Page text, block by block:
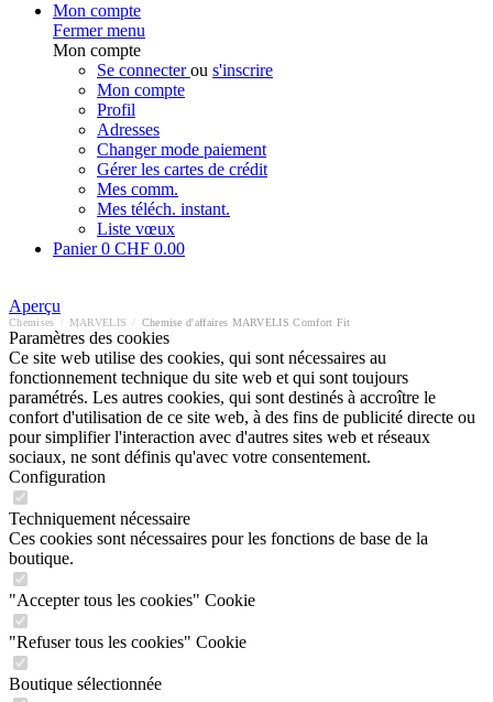
Mon compte
Fermer menu
Mon compte
Se connecterou s'inscrire
Mon compte
Profil
Adresses
Changer mode paiement
Gérer les cartes de crédit
Mes comm.
Mes téléch. instant.
Liste vœux
Panier0 CHF 0.00
Aperçu
Chemises MARVELIS Chemise d'affaires MARVELIS Comfort Fit
Paramètres des cookies
Ce site web utilise des cookies, qui sont nécessaires au
fonctionnement technique du site web et qui sont toujours
paramétrés. Les autres cookies, qui sont destinés à accroître le
confort d'utilisation de ce site web, à des fins de publicité directe ou
pour simplifier l'interaction avec d'autres sites web et réseaux
sociaux, ne sont définis qu'avec votre consentement.
Configuration
Techniquement nécessaire
Ces cookies sont nécessaires pour les fonctions de base de la
boutique.
"Accepter tous les cookies" Cookie
"Refuser tous les cookies" Cookie
Boutique sélectionnée